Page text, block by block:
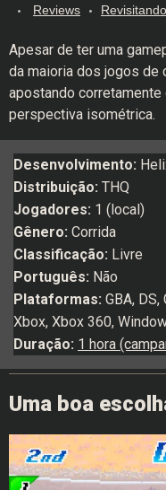
Reviews
Apesar de ter uma
da maioria dos jogos de
apostando
perspectiva isométrica.
Desenvolvimento:
Distribuição: THQ
Jogadores: 1 (local)
Gênero: Corrida
Classificação: Livre
Português: Não
Plataformas: GBA, DS,
Xbox, Xbox 360,
Duração: 1 hora
Uma boa